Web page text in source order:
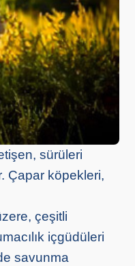
sürüleri
Çapar köpekleri,
çeşitli
içgüdüleri
savunma